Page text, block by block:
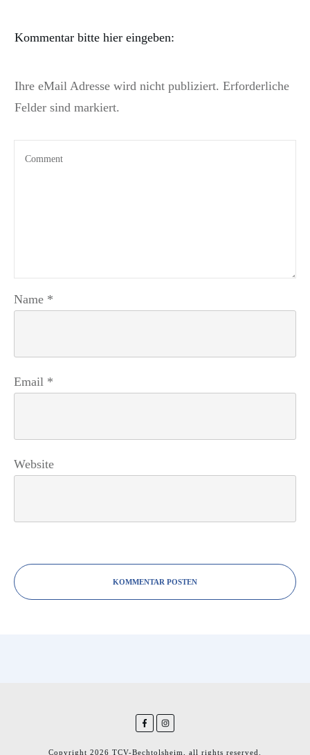
Kommentar bitte hier eingeben:
Ihre eMail Adresse wird nicht publiziert. Erforderliche
Felder sind markiert.
Name *
Email *
Website
KOMMENTAR POSTEN
Copyright 2026 TCV-Bechtolsheim , all rights reserved.